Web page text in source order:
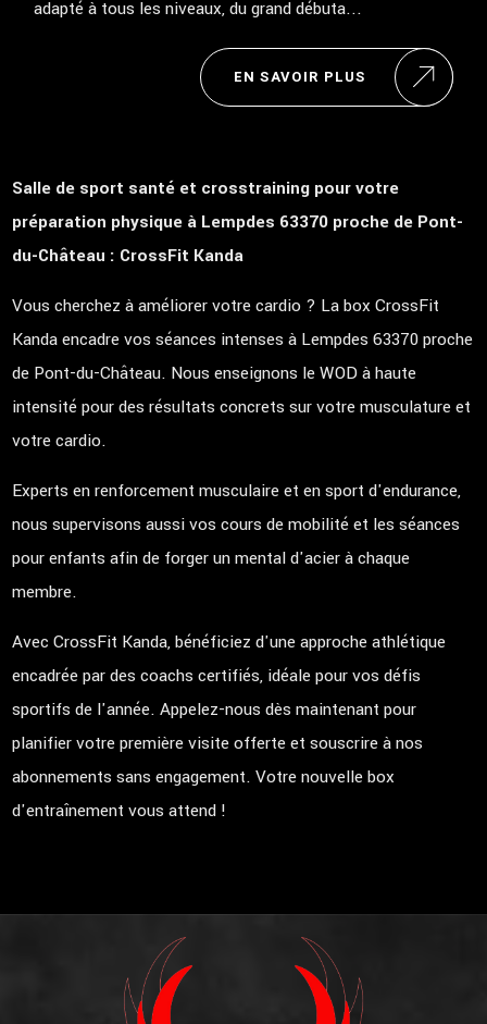
adapté à tous les niveaux, du grand débuta...
EN SAVOIR PLUS
Salle de sport santé et crosstraining pour votre
préparation physique à Lempdes 63370 proche de Pont-
du-Château : CrossFit Kanda
Vous cherchez à améliorer votre cardio ? La box CrossFit
Kanda encadre vos séances intenses à Lempdes 63370 proche
de Pont-du-Château. Nous enseignons le WOD à haute
intensité pour des résultats concrets sur votre musculature et
votre cardio.
Experts en renforcement musculaire et en sport d'endurance,
nous supervisons aussi vos cours de mobilité et les séances
pour enfants afin de forger un mental d'acier à chaque
membre.
Avec CrossFit Kanda, bénéficiez d'une approche athlétique
encadrée par des coachs certifiés, idéale pour vos défis
sportifs de l'année. Appelez-nous dès maintenant pour
planifier votre première visite offerte et souscrire à nos
abonnements sans engagement. Votre nouvelle box
d'entraînement vous attend !